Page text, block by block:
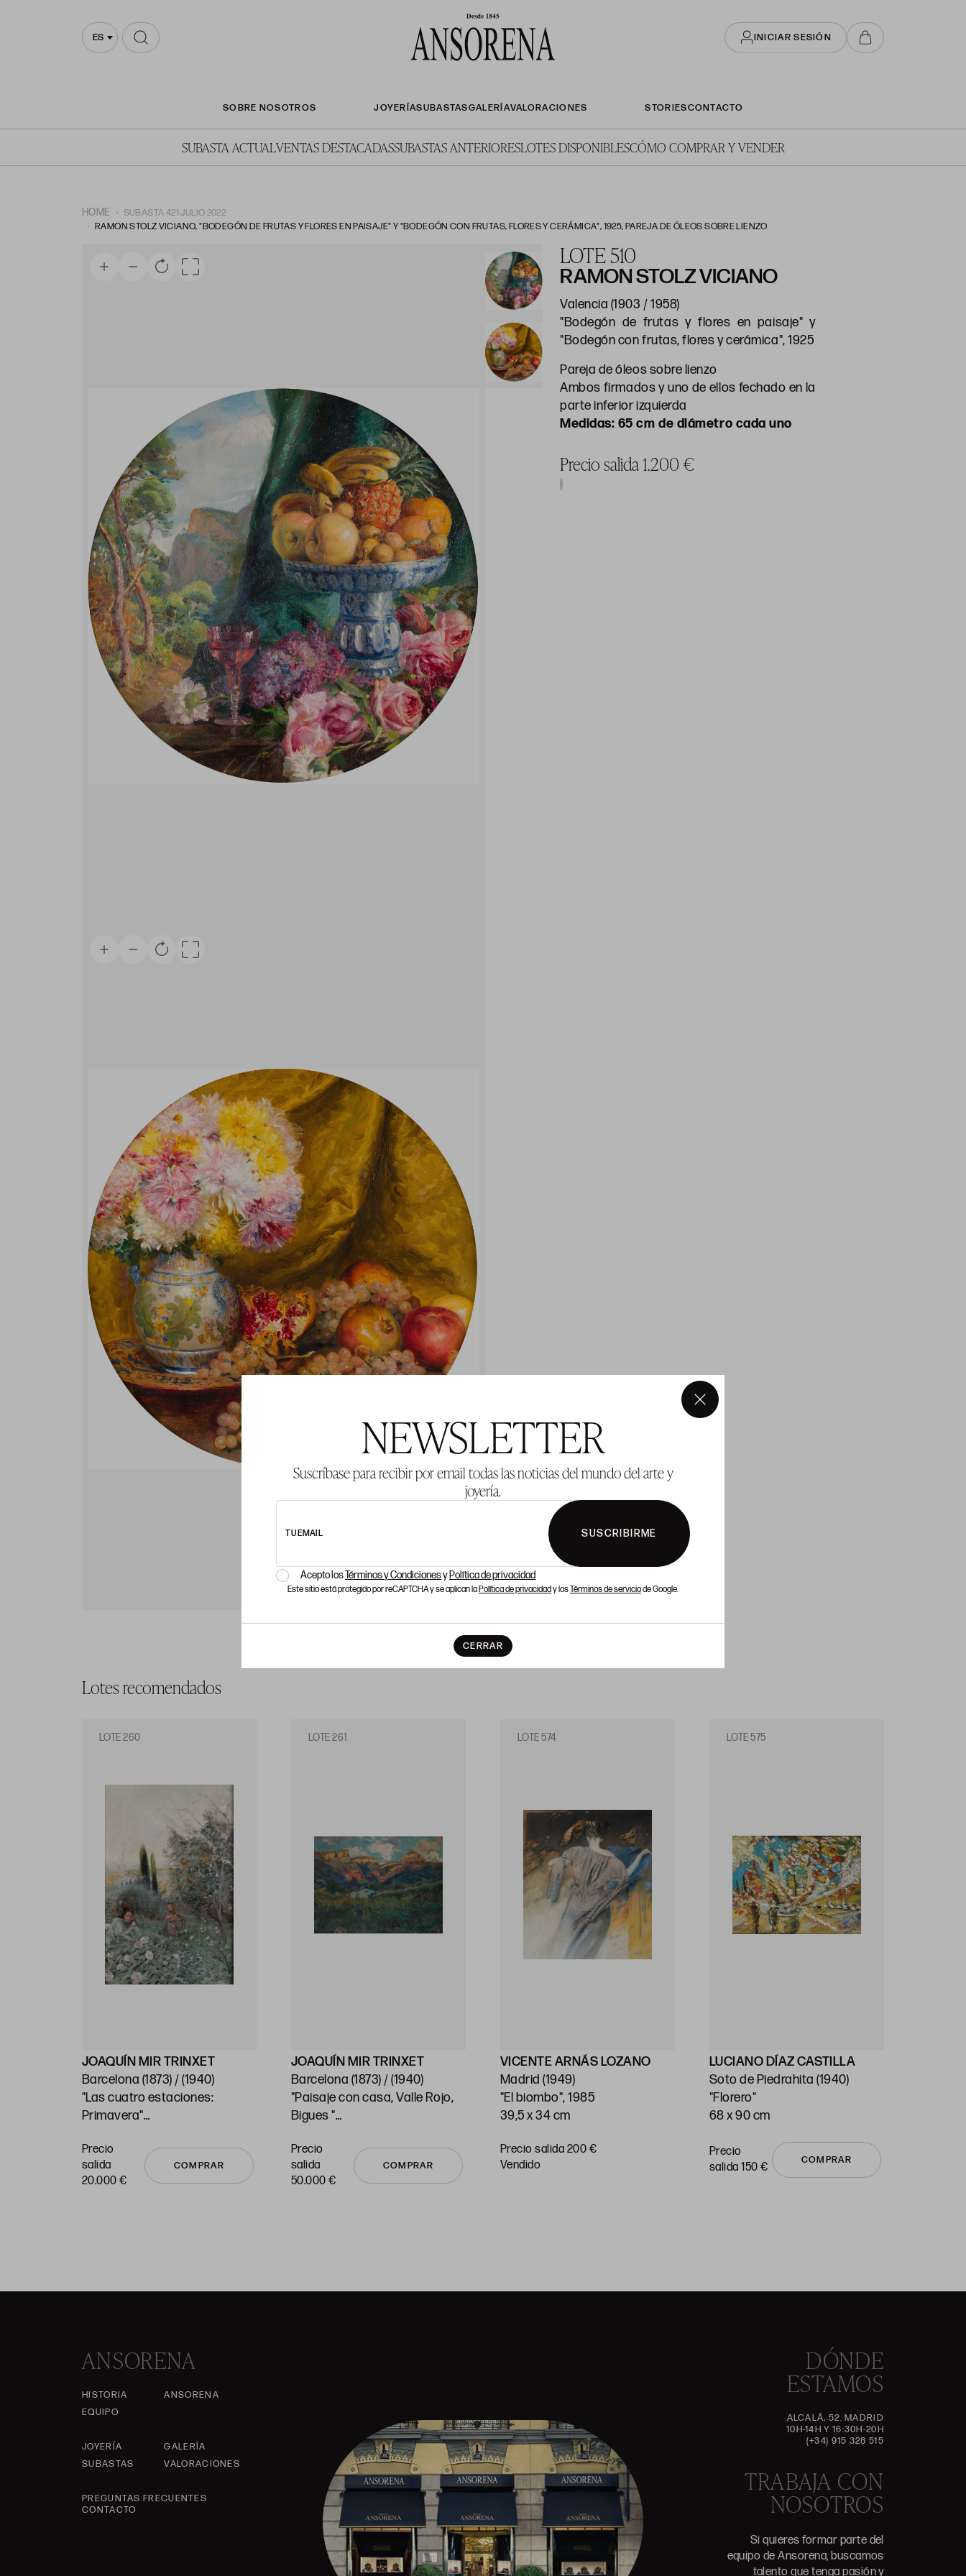
NEWSLETTER
Suscríbase para recibir por email todas las noticias del mundo del arte y
joyería.
TU EMAIL SUSCRIBIRME
Acepto losTérminos y Condicionesy Política de privacidad
Este sitio está protegido por reCAPTCHA y se aplican laPolítica de privacidady losTérminos de serviciode Google.
CERRAR
×
ES INICIAR SESIÓN
SOBRE NOSOTROS JOYERÍASUBASTASGALERÍAVALORACIONES STORIESCONTACTO
SUBASTA ACTUALVENTAS DESTACADASSUBASTAS ANTERIORESLOTES DISPONIBLESCÓMO COMPRAR Y VENDER
HOME
SUBASTA 421 JULIO 2022
RAMON STOLZ VICIANO, "BODEGÓN DE FRUTAS Y FLORES EN PAISAJE" Y "BODEGÓN CON FRUTAS, FLORES Y CERÁMICA", 1925, PAREJA DE ÓLEOS SOBRE LIENZO
LOTE 510
RAMON STOLZ VICIANO
Valencia (1903 / 1958)
"Bodegón de frutas y flores en paisaje" y
"Bodegón con frutas, flores y cerámica", 1925
Pareja de óleos sobre lienzo
Ambos firmados y uno de ellos fechado en la
parte inferior izquierda
65 cm de diámetro cada uno
Precio salida 1.200 €
Lotes recomendados
LOTE 260
JOAQUÍN MIR TRINXET
Barcelona (1873) / (1940)
"Las cuatro estaciones:
Primavera"
Precio
salida
20.000 €
COMPRAR
LOTE 261
JOAQUÍN MIR TRINXET
Barcelona (1873) / (1940)
"Paisaje con casa, Valle Rojo,
Bigues "
Precio
salida
50.000 €
COMPRAR
LOTE 574
VICENTE ARNÁS LOZANO
Madrid (1949)
"El biombo", 1985
39,5 x 34 cm
Precio salida 200 €
vendido
LOTE 575
LUCIANO DÍAZ CASTILLA
Soto de Piedrahita (1940)
"Florero"
68 x 90 cm
Precio
salida 150 €
COMPRAR
ANSORENA
HISTORIA
ANSORENA
EQUIPO
JOYERÍA
GALERÍA
SUBASTAS
VALORACIONES
PREGUNTAS FRECUENTES
CONTACTO
DÓNDE
ESTAMOS
ALCALÁ, 52. MADRID
10H-14H Y 16:30H-20H
(+34) 915 328 515
TRABAJA CON
NOSOTROS
Si quieres formar parte del
equipo de Ansorena, buscamos
talento que tenga pasión y